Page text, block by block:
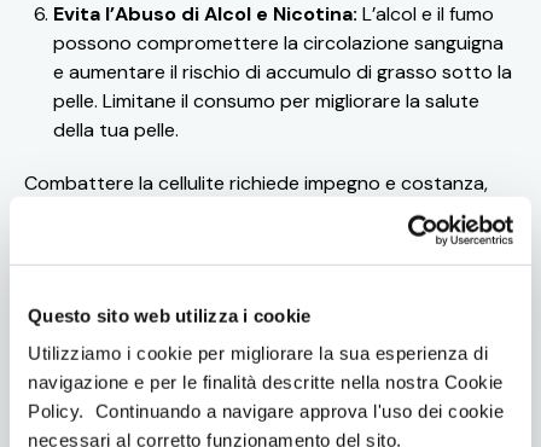
Questo sito web utilizza i cookie
Utilizziamo i cookie per migliorare la sua esperienza di
navigazione e per le finalità descritte nella nostra Cookie
Policy. Continuando a navigare approva l'uso dei cookie
necessari al corretto funzionamento del sito.
Evita l’Abuso di Alcol e Nicotina: L’alcol e il fumo
possono compromettere la circolazione sanguigna
e aumentare il rischio di accumulo di grasso sotto la
pelle. Limitane il consumo per migliorare la salute
della tua pelle.
Combattere la cellulite richiede impegno e costanza,
ma i risultati possono essere raggiunti con la
combinazione di una corretta alimentazione, attività
fisica regolare e trattamenti mirati.Non arrenderti e
ridurre l’aspetto della cellulite
tuo corpo. Se desideri ulteriori consigli personalizzati o
informazioni sui nostri allenamenti,non esitare a
contattarci. Prenditi cura del tuo corpo e della tua